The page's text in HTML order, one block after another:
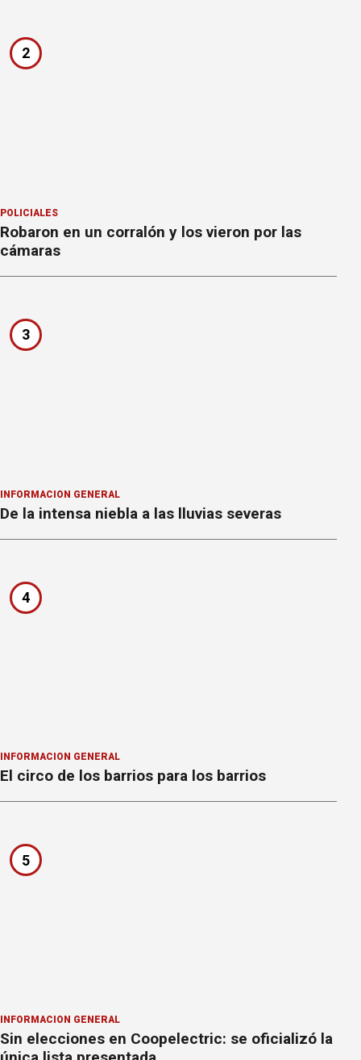
2
POLICIALES
Robaron en un corralón y los vieron por las
cámaras
3
INFORMACION GENERAL
De la intensa niebla a las lluvias severas
4
INFORMACION GENERAL
El circo de los barrios para los barrios
5
INFORMACION GENERAL
Sin elecciones en Coopelectric: se oficializó la